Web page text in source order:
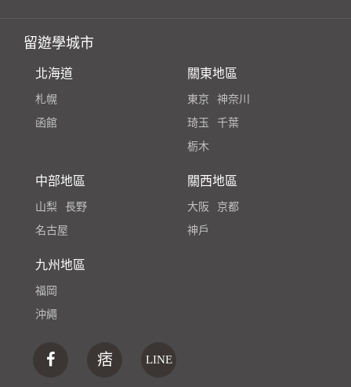
留遊學城市
北海道
札幌
函館
關東地區
東京
神奈川
琦玉
千葉
栃木
中部地區
山梨
長野
名古屋
關西地區
大阪
京都
神戶
九州地區
福岡
沖繩
痞 LINE